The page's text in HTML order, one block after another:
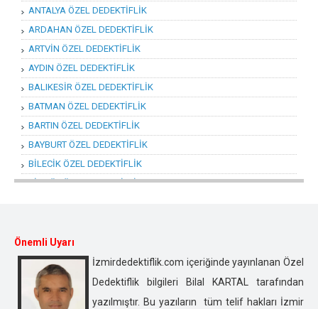
ANTALYA ÖZEL DEDEKTİFLİK
ARDAHAN ÖZEL DEDEKTİFLİK
ARTVİN ÖZEL DEDEKTİFLİK
AYDIN ÖZEL DEDEKTİFLİK
BALIKESİR ÖZEL DEDEKTİFLİK
BATMAN ÖZEL DEDEKTİFLİK
BARTIN ÖZEL DEDEKTİFLİK
BAYBURT ÖZEL DEDEKTİFLİK
BİLECİK ÖZEL DEDEKTİFLİK
BİNGÖL ÖZEL DEDEKTİFLİK
BURDUR ÖZEL DEDEKTİFLİK
BURSA ÖZEL DEDEKTİFLİK
ÇANAKKALE ÖZEL DEDEKTİFLİK
ÇANKIRI ÖZEL DEDEKTİFLİK
Önemli Uyarı
İzmirdedektiflik.com içeriğinde yayınlanan Özel
Dedektiflik bilgileri Bilal KARTAL tarafından
yazılmıştır. Bu yazıların tüm telif hakları İzmir